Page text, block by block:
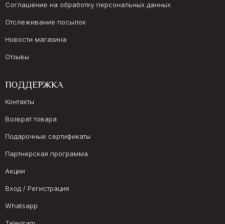
Соглашение на обработку персональных данных
Отслеживание посылок
Новости магазина
Отзывы
ПОДДЕРЖКА
Контакты
Возврат товара
Подарочные сертификаты
Партнерская программа
Акции
Вход / Регистрация
Whatsapp